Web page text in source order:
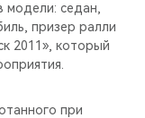
модели: седан,
призер ралли
2011», который
при